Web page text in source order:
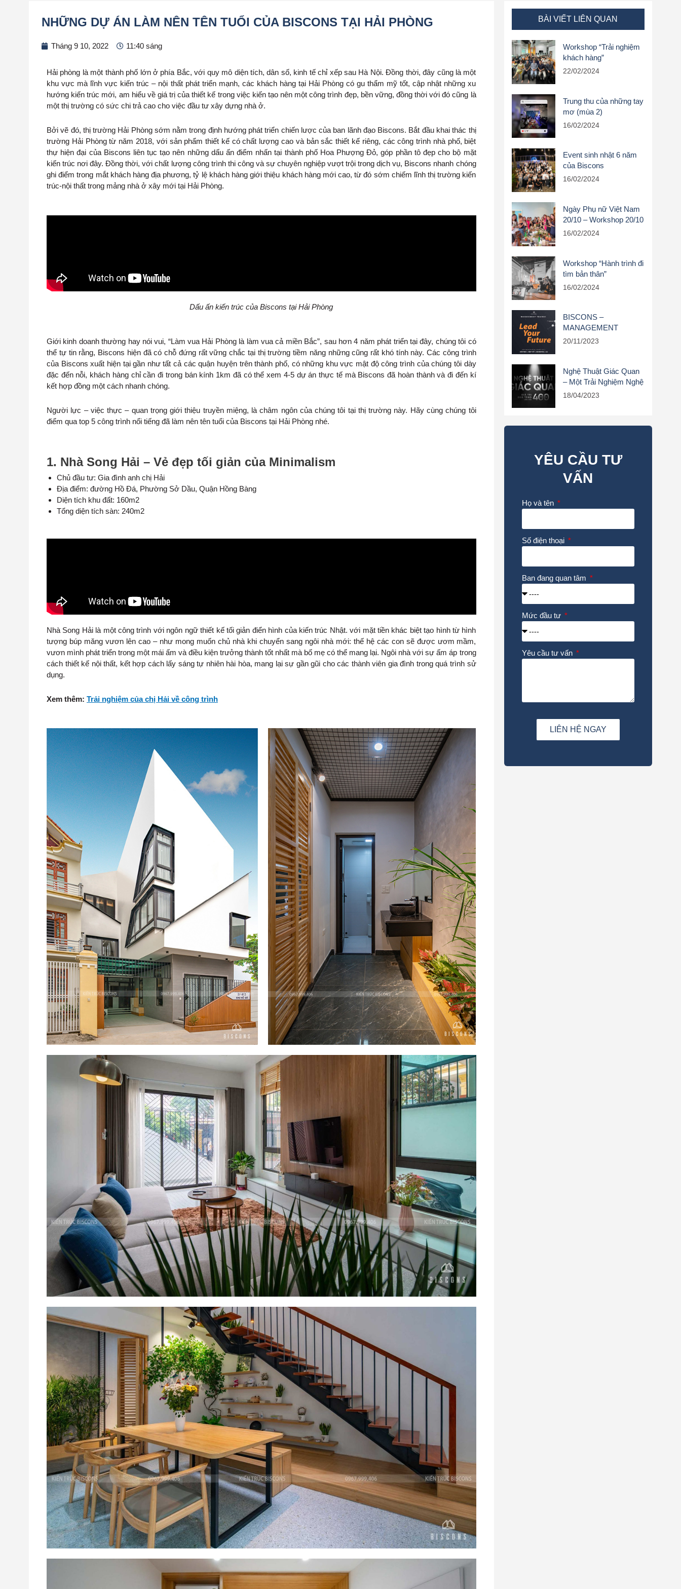
NHỮNG DỰ ÁN LÀM NÊN TÊN TUỔI CỦA BISCONS TẠI HẢI PHÒNG
Tháng 9 10, 2022 11:40 sáng
Hải phòng là một thành phố lớn ở phía Bắc, với quy mô diện tích, dân số, kinh tế chỉ xếp sau Hà Nội. Đồng thời, đây cũng là một
khu vực mà lĩnh vực kiến trúc – nội thất phát triển mạnh, các khách hàng tại Hải Phòng có gu thẩm mỹ tốt, cập nhật những xu
hướng kiến trúc mới, am hiểu về giá trị của thiết kế trong việc kiến tạo nên một công trình đẹp, bền vững, đồng thời với đó cũng là
một thị trường có sức chi trả cao cho việc đầu tư xây dựng nhà ở.
Bởi vẽ đó, thị trường Hải Phòng sớm nằm trong định hướng phát triển chiến lược của ban lãnh đạo Biscons. Bắt đầu khai thác thị
trường Hải Phòng từ năm 2018, với sản phẩm thiết kế có chất lượng cao và bản sắc thiết kế riêng, các công trình nhà phố, biệt
thự hiện đại của Biscons liên tục tạo nên những dấu ấn điểm nhấn tại thành phố Hoa Phượng Đỏ, góp phần tô đẹp cho bộ mặt
kiến trúc nơi đây. Đồng thời, với chất lượng công trình thi công và sự chuyên nghiệp vượt trội trong dịch vụ, Biscons nhanh chóng
ghi điểm trong mắt khách hàng địa phương, tỷ lệ khách hàng giới thiệu khách hàng mới cao, từ đó sớm chiếm lĩnh thị trường kiến
trúc-nội thất trong mảng nhà ở xây mới tại Hải Phòng.
Dấu ấn kiến trúc của Biscons tại Hải Phòng
Giới kinh doanh thường hay nói vui, “Làm vua Hải Phòng là làm vua cả miền Bắc”, sau hơn 4 năm phát triển tại đây, chúng tôi có
thể tự tin rằng, Biscons hiện đã có chỗ đứng rất vững chắc tại thị trường tiềm năng những cũng rất khó tính này. Các công trình
của Biscons xuất hiện tại gần như tất cả các quận huyện trên thành phố, có những khu vực mật độ công trình của chúng tôi dày
đặc đến nỗi, khách hàng chỉ cần đi trong bán kính 1km đã có thể xem 4-5 dự án thực tế mà Biscons đã hoàn thành và đi đến kí
kết hợp đồng một cách nhanh chóng.
Người lực – việc thực – quan trọng giới thiệu truyền miệng, là châm ngôn của chúng tôi tại thị trường này. Hãy cùng chúng tôi
điểm qua top 5 công trình nổi tiếng đã làm nên tên tuổi của Biscons tại Hải Phòng nhé.
1. Nhà Song Hải – Vẻ đẹp tối giản của Minimalism
Chủ đầu tư: Gia đình anh chị Hải
Địa điểm: đường Hồ Đá, Phường Sở Dầu, Quận Hồng Bàng
Diện tích khu đất: 160m2
Tổng diện tích sàn: 240m2
Nhà Song Hải là một công trình với ngôn ngữ thiết kế tối giản điển hình của kiến trúc Nhật. với mặt tiền khác biệt tạo hình từ hình
tượng búp măng vươn lên cao – như mong muốn chủ nhà khi chuyển sang ngôi nhà mới: thế hệ các con sẽ được ươm mầm,
vươn mình phát triển trong một mái ấm và điều kiện trưởng thành tốt nhất mà bố mẹ có thể mang lại. Ngôi nhà với sự ấm áp trong
cách thiết kế nội thất, kết hợp cách lấy sáng tự nhiên hài hòa, mang lại sự gần gũi cho các thành viên gia đình trong quá trình sử
dụng.
Xem thêm: Trải nghiệm của chị Hải về công trình
BÀI VIẾT LIÊN QUAN
Workshop “Trải nghiệm
khách hàng”
22/02/2024
Trung thu của những tay
mơ (mùa 2)
16/02/2024
Event sinh nhật 6 năm
của Biscons
16/02/2024
Ngày Phụ nữ Việt Nam
20/10 – Workshop 20/10
16/02/2024
Workshop “Hành trình đi
tìm bản thân”
16/02/2024
BISCONS –
MANAGEMENT
TRAINEE
20/11/2023
Nghệ Thuật Giác Quan
– Một Trải Nghiệm Nghệ
Thuật Của Biscons
18/04/2023
YÊU CẦU TƯ
VẤN
Họ và tên
Số điện thoại
Ban đang quan tâm
Mức đầu tư
Yêu cầu tư vấn
LIÊN HỆ NGAY